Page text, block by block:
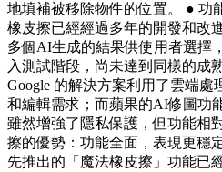
地填補被移除物件的位置。 ● 功
橡皮擦已經經過多年的開發和改
多個AI生成的結果供使用者選擇
入測試階段，尚未達到同樣的成
Google 的解決方案利用了雲端處
和編輯需求；而蘋果的AI修圖功
雖然增強了隱私保護，但功能相
擦的優勢：功能全面，表現更穩
先推出的「魔法橡皮擦」功能已